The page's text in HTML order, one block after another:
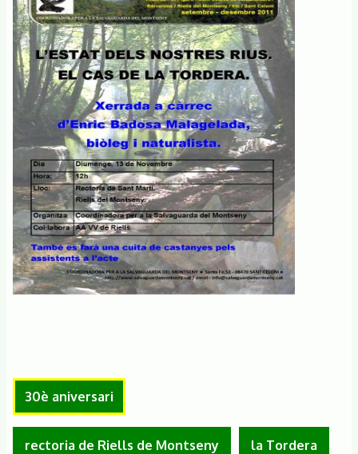
30è aniversari
rectoria de Riells de Montseny la Tordera